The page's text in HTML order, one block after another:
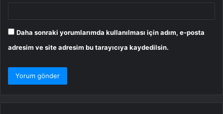
Daha sonraki yorumlarımda kullanılması için adım, e-posta
adresim ve site adresim bu tarayıcıya kaydedilsin.